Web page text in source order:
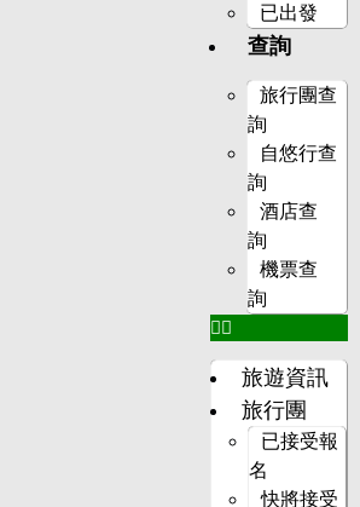
已出發
查詢
旅行團查
詢
自悠行查
詢
酒店查
詢
機票查
詢
旅遊資訊
旅行團
已接受報
名
快將接受